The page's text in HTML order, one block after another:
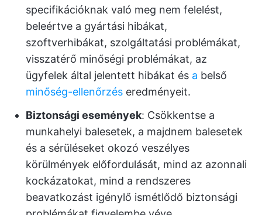
specifikációknak való meg nem felelést,
beleértve a gyártási hibákat,
szoftverhibákat, szolgáltatási problémákat,
visszatérő minőségi problémákat, az
ügyfelek által jelentett hibákat és a belső
minőség-ellenőrzés eredményeit.
Biztonsági események: Csökkentse a
munkahelyi balesetek, a majdnem balesetek
és a sérüléseket okozó veszélyes
körülmények előfordulását, mind az azonnali
kockázatokat, mind a rendszeres
beavatkozást igénylő ismétlődő biztonsági